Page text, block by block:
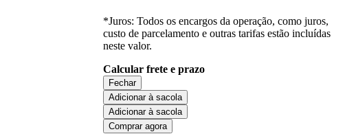
*Juros: Todos os encargos da operação, como juros,
custo de parcelamento e outras tarifas estão incluídas
neste valor.
Calcular frete e prazo
Fechar
Adicionar à sacola
Adicionar à sacola
Comprar agora